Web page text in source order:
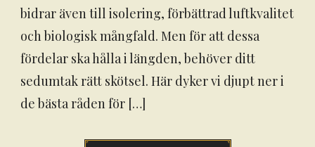
bidrar även till isolering, förbättrad luftkvalitet
och biologisk mångfald. Men för att dessa
fördelar ska hålla i längden, behöver ditt
sedumtak rätt skötsel. Här dyker vi djupt ner i
de bästa råden för […]